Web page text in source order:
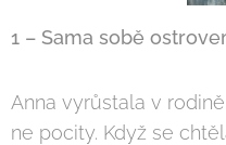
1 – Sama sobě
Anna vyrůstala v
ne pocity. Když se